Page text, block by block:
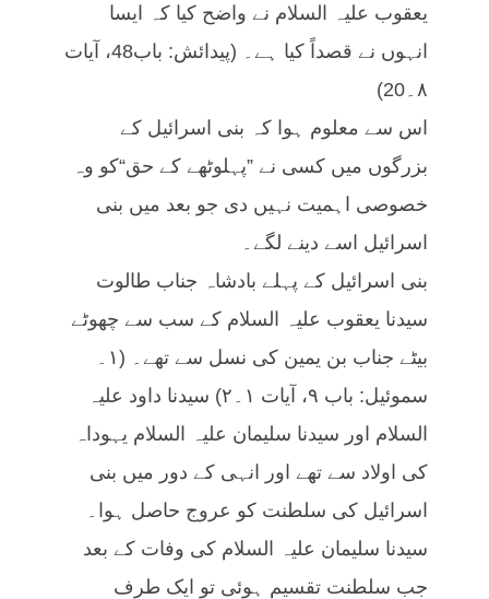
یعقوب علیہ السلام نے واضح کیا کہ ایسا
انہوں نے قصداً کیا ہے۔ (پیدائش: باب48، آیات
۸۔20)
اس سے معلوم ہوا کہ بنی اسرائیل کے
بزرگوں میں کسی نے ”پہلوٹھے کے حق“کو وہ
خصوصی اہمیت نہیں دی جو بعد میں بنی
اسرائیل اسے دینے لگے۔
بنی اسرائیل کے پہلے بادشاہ جناب طالوت
سیدنا یعقوب علیہ السلام کے سب سے چھوٹے
سموئیل: باب ۹، آیات ۱۔۲) سیدنا داود علیہ
السلام اور سیدنا سلیمان علیہ السلام یہوداہ
کی اولاد سے تھے اور انہی کے دور میں بنی
اسرائیل کی سلطنت کو عروج حاصل ہوا۔
سیدنا سلیمان علیہ السلام کی وفات کے بعد
جب سلطنت تقسیم ہوئی تو ایک طرف